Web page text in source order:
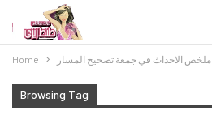
Home ملخص الاحداث في جمعة تصحيح المسار
Browsing Tag